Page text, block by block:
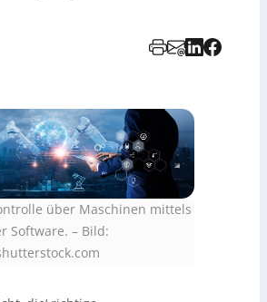
über Maschinen mittels
Software. – Bild: